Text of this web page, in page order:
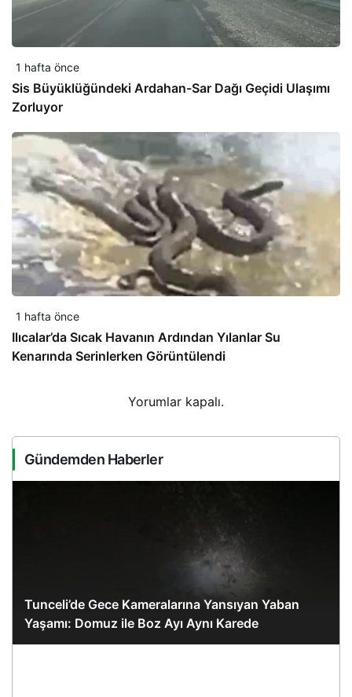
1 hafta önce
Sis Büyüklüğündeki Ardahan-Sar Dağı Geçidi Ulaşımı
Zorluyor
1 hafta önce
Ilıcalar’da Sıcak Havanın Ardından Yılanlar Su
Kenarında Serinlerken Görüntülendi
Yorumlar kapalı.
Gündemden Haberler
Tunceli’de Gece Kameralarına Yansıyan Yaban
Yaşamı: Domuz ile Boz Ayı Aynı Karede